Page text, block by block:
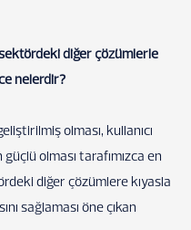
sektördeki diğer çözümlerle
nelerdir?
olması, kullanıcı
olması tarafımızca en
diğer çözümlere kıyasla
sağlaması öne çıkan